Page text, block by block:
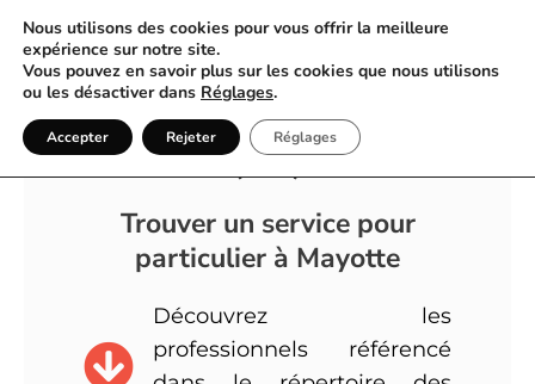
Annuaire Particulier Mayotte
(976)
Trouver un service pour
particulier à Mayotte
Découvrez les
professionnels référencé
Nous utilisons des cookies pour vous offrir la meilleure
expérience sur notre site.
Vous pouvez en savoir plus sur les cookies que nous utilisons
ou les désactiver dans Réglages.
Accepter Rejeter Réglages